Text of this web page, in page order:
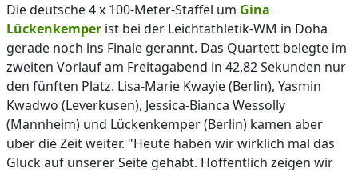
Die deutsche 4 x 100-Meter-Staffel um Gina
Lückenkemper ist bei der Leichtathletik-WM in Doha
gerade noch ins Finale gerannt. Das Quartett belegte im
zweiten Vorlauf am Freitagabend in 42,82 Sekunden nur
den fünften Platz. Lisa-Marie Kwayie (Berlin), Yasmin
Kwadwo (Leverkusen), Jessica-Bianca Wessolly
(Mannheim) und Lückenkemper (Berlin) kamen aber
über die Zeit weiter. "Heute haben wir wirklich mal das
Glück auf unserer Seite gehabt. Hoffentlich zeigen wir